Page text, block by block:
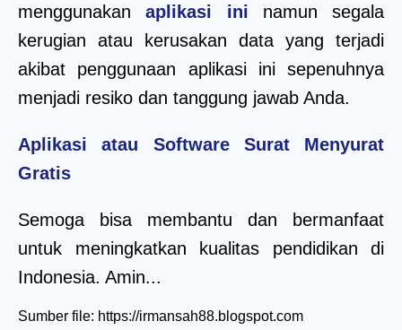
menggunakanaplikasi ini namun segala
kerugian atau kerusakan data yang terjadi
akibat penggunaan aplikasi ini sepenuhnya
menjadi resiko dan tanggung jawab Anda.
Aplikasi atau Software Surat Menyurat
Gratis
Semoga bisa membantu dan bermanfaat
untuk meningkatkan kualitas pendidikan di
Indonesia. Amin...
Sumber file: https://irmansah88.blogspot.com